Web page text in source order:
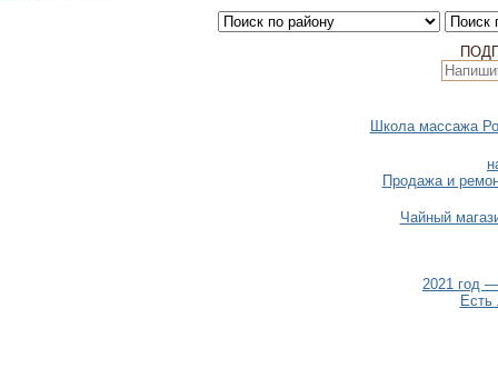
Школа массажа
Продажа и
Чайный
2021 год
Есть